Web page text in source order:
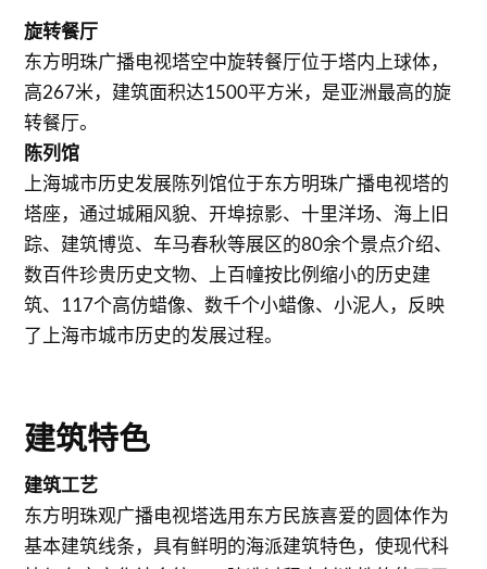
旋转餐厅
东方明珠广播电视塔空中旋转餐厅位于塔内上球体，
高267米，建筑面积达1500平方米，是亚洲最高的旋
转餐厅。
陈列馆
上海城市历史发展陈列馆位于东方明珠广播电视塔的
塔座，通过城厢风貌、开埠掠影、十里洋场、海上旧
踪、建筑博览、车马春秋等展区的80余个景点介绍、
数百件珍贵历史文物、上百幢按比例缩小的历史建
筑、117个高仿蜡像、数千个小蜡像、小泥人，反映
了上海市城市历史的发展过程。
建筑特色
建筑工艺
东方明珠观广播电视塔选用东方民族喜爱的圆体作为
基本建筑线条，具有鲜明的海派建筑特色，使现代科